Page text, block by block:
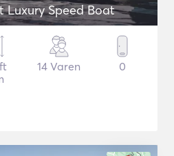
Speed Boat
14 Varen 0